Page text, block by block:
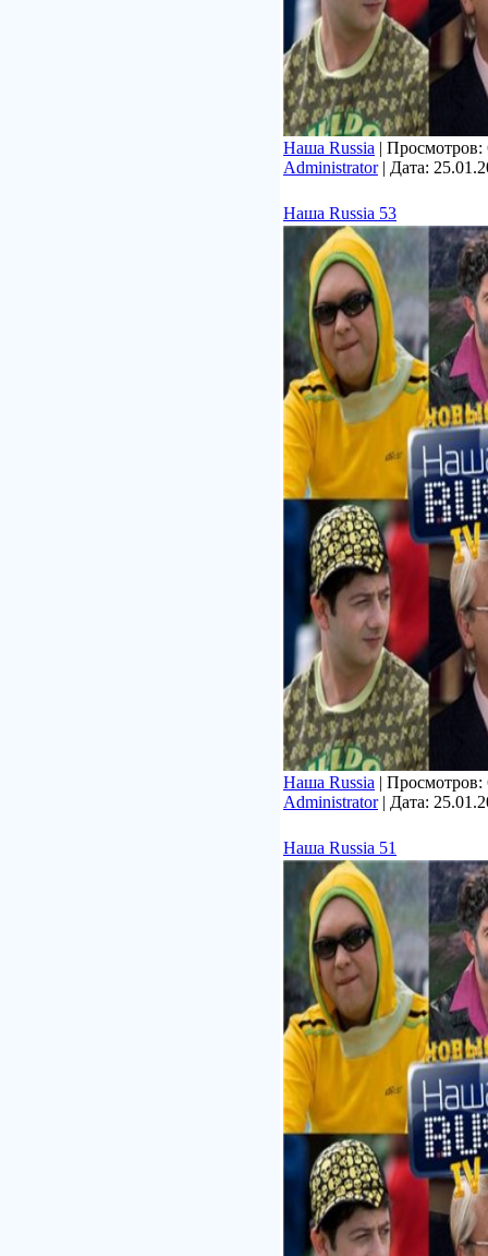
Наша Russia | Просмотров:
Administrator| Дата:
Наша Russia 53
Наша Russia | Просмотров:
Administrator| Дата:
Наша Russia 51